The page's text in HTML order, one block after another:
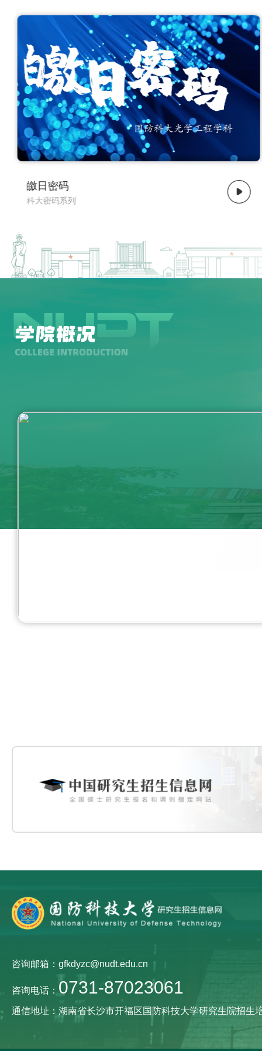
了解更多
禺疆密码
科大密码系列
咨询邮箱：gfkdyzc@nudt.edu.cn
咨询电话： 0731-87023061
通信地址：湖南省长沙市开福区国防科技大学研究生院招生